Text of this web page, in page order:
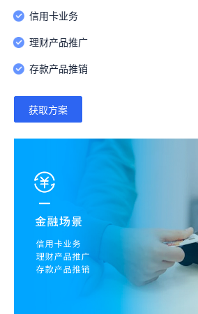
信用卡业务
理财产品推广
存款产品推销
获取方案